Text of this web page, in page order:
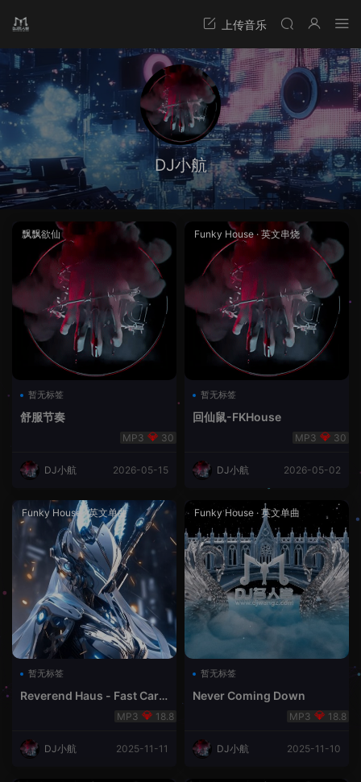
DJ小航
飘飘欲仙
暂无标签
舒服节奏
30
DJ小航 2026-05-15
Funky House· 英文串烧
暂无标签
回仙鼠-FKHouse
30
DJ小航 2026-05-02
Funky House ·英文单曲
暂无标签
Reverend Haus - Fast Cars
18.8
DJ小航 2025-11-11
Funky House · 英文单曲
暂无标签
Never Coming Down
18.8
DJ小航 2025-11-10